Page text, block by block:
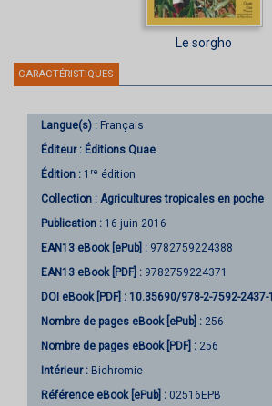
Le sorgho
CARACTÉRISTIQUES
Langue(s) : Français
Éditeur : Éditions Quae
Édition : 1 re édition
Collection : Agricultures tropicales en poche
Publication : 16 juin 2016
EAN13 eBook [ePub] : 9782759224388
EAN13 eBook [PDF] : 9782759224371
DOI eBook [PDF] : 10.35690/978-2-7592-2437-1
Nombre de pages eBook [ePub] : 256
Nombre de pages eBook [PDF] : 256
Intérieur : Bichromie
Référence eBook [ePub] : 02516EPB